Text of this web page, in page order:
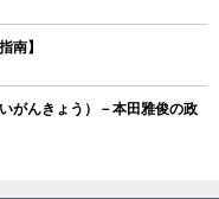
南】
がんきょう）－本田雅俊の政